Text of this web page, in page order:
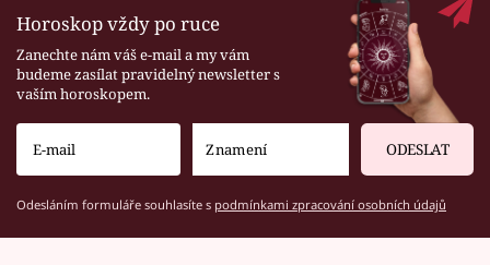
Horoskop vždy po ruce
Zanechte nám váš e-mail a my vám
budeme zasílat pravidelný newsletter s
vaším horoskopem.
ODESLAT
Odesláním formuláře souhlasíte s podmínkami zpracování osobních údajů